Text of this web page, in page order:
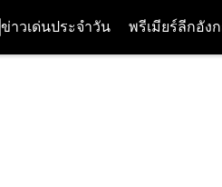
ข่าวเด่นประจำวัน พรีเมียร์ลีกอัง